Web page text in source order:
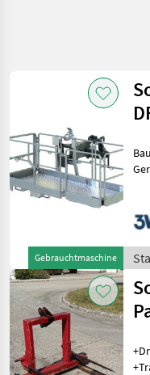
Kategorie 3
AKTUELLER
PFAD
Landtechnik
Stapler Und
Stapeln
KATEGORIE
WÄHLEN
Linde
141
Sonstige
25
Zurücksetzen
Gebrauchtmaschine
Gerät,
für
/